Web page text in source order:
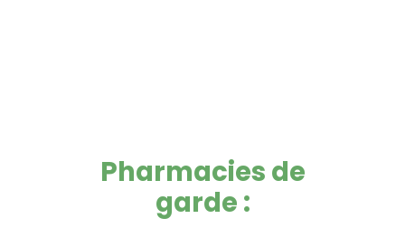
Pharmacies de
garde :